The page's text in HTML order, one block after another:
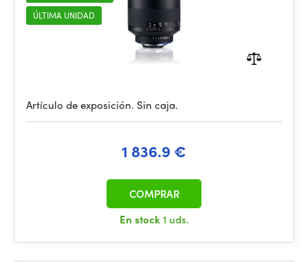
ÚLTIMA UNIDAD
Artículo de exposición. Sin caja.
1 836.9 €
En stock1 uds.
COMPRAR